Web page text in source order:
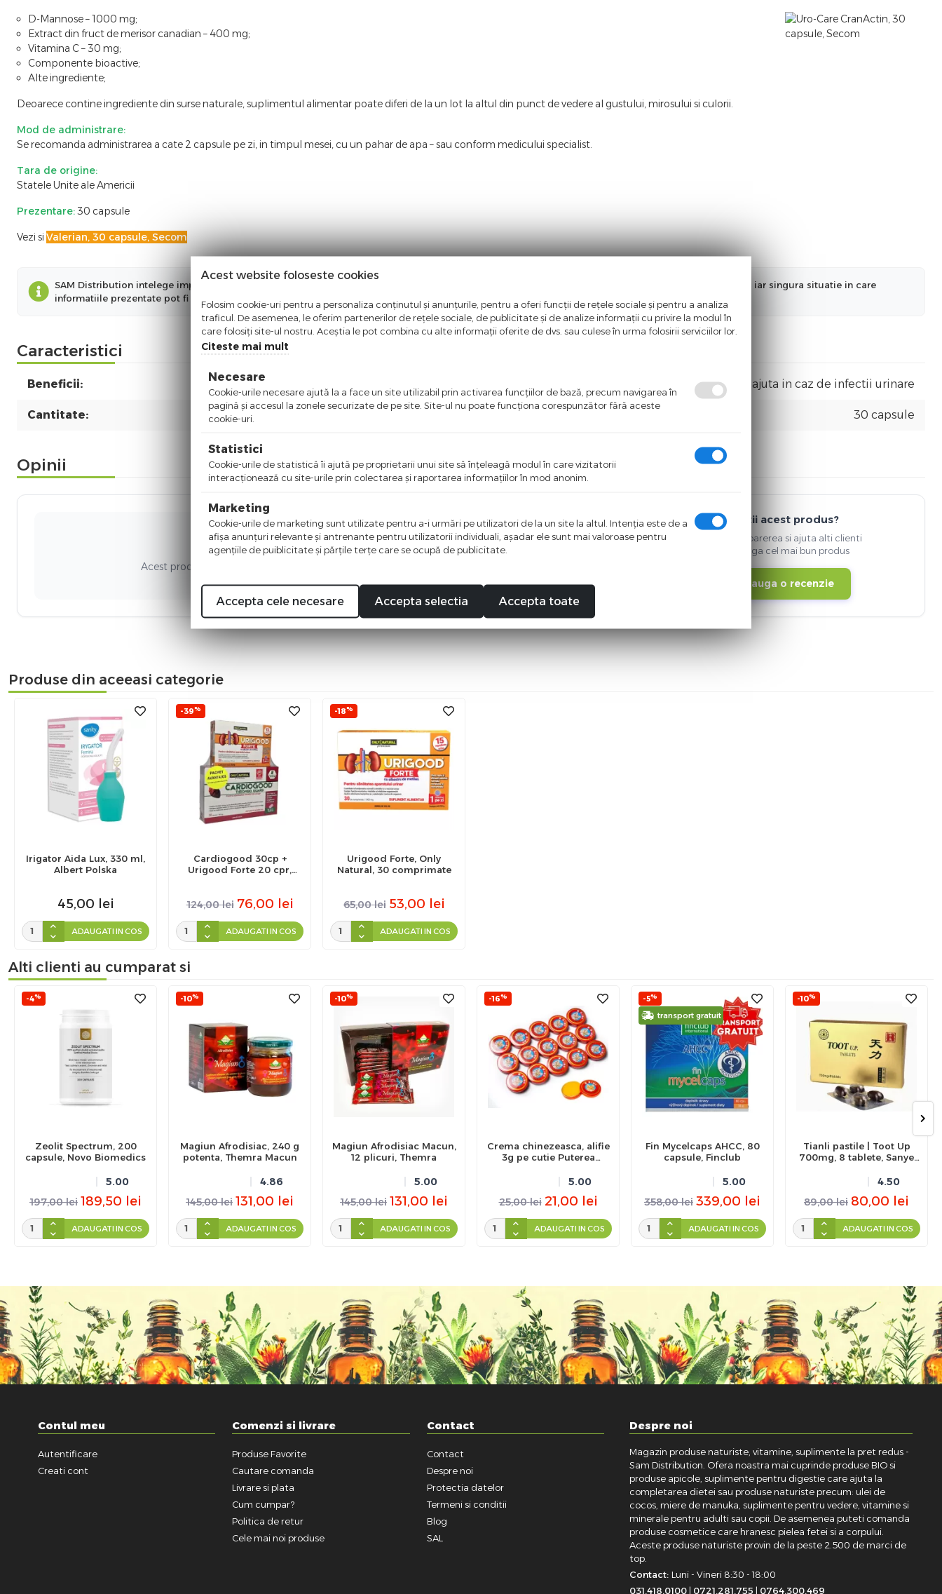
D-Mannose – 1000 mg;
Extract din fruct de merisor canadian – 400 mg;
Vitamina C – 30 mg;
Componente bioactive;
Alte ingrediente;
Deoarece contine ingrediente din surse naturale, suplimentul alimentar poate diferi de la un lot la altul din punct de vedere al gustului, mirosului si culorii.
Mod de administrare:
Se recomanda administrarea a cate 2 capsule pe zi, in timpul mesei, cu un pahar de apa – sau conform medicului specialist.
Tara de origine:
Statele Unite ale Americii
Prezentare:30 capsule
Vezi si Valerian, 30 capsule, Secom
SAM Distribution intelege importanta informatiilor prezentate in aceasta pagina. Facem eforturi permanente pentru a pastra informatiilor actualizate, iar singura situatie in care
informatiile prezentate pot fi diferite fata de cele prezentate pe site este aceea in care producatorul aduce modificari fara a ne informa in prealabil.
Caracteristici
Beneficii: ajuta in caz de infectii urinare
Cantitate: 30 capsule
Opinii
Nici o recenzie
Acest produs nu a adunat recenzii. Fii primul care scrie ceva bun despre acest produs!
Detii acest produs?
Spune-ti parerea si ajuta alti clienti
sa aleaga cel mai bun produs
Adauga o recenzie
Produse din aceeasi categorie
Irigator Aida Lux, 330 ml,
Albert Polska
45,00 lei
ADAUGATI IN COS
-39%
Cardiogood 30cp +
Urigood Forte 20 cpr,
124,00 lei 76,00 lei
ADAUGATI IN COS
-18%
Urigood Forte, Only
Natural, 30 comprimate
65,00 lei 53,00 lei
ADAUGATI IN COS
Alti clienti au cumparat si
-4%
Zeolit Spectrum, 200
capsule, Novo Biomedics
5.00
197,00 lei 189,50 lei
ADAUGATI IN COS
-10%
Magiun Afrodisiac, 240 g
potenta, Themra Macun
4.86
145,00 lei 131,00 lei
ADAUGATI IN COS
-10%
Magiun Afrodisiac Macun,
12 plicuri, Themra
5.00
145,00 lei 131,00 lei
ADAUGATI IN COS
-16%
Crema chinezeasca, alifie
3g pe cutie Puterea
5.00
25,00 lei 21,00 lei
ADAUGATI IN COS
-5%
transport gratuit
Fin Mycelcaps AHCC, 80
capsule, Finclub
5.00
358,00 lei 339,00 lei
ADAUGATI IN COS
-10%
Tianli pastile | Toot Up
700mg, 8 tablete, Sanye
4.50
89,00 lei 80,00 lei
ADAUGATI IN COS
Contul meu
Autentificare
Creati cont
Comenzi si livrare
Produse Favorite
Cautare comanda
Livrare si plata
Cum cumpar?
Politica de retur
Cele mai noi produse
Contact
Contact
Despre noi
Protectia datelor
Termeni si conditii
Blog
SAL
Despre noi
Magazin produse naturiste, vitamine, suplimente la pret redus -
Sam Distribution. Ofera noastra mai cuprinde produse BIO si
produse apicole, suplimente pentru digestie care ajuta la
completarea dietei sau produse naturiste precum: ulei de
cocos, miere de manuka, suplimente pentru vedere, vitamine si
minerale pentru adulti sau copii. De asemenea puteti comanda
produse cosmetice care hranesc pielea fetei si a corpului.
Aceste produse naturiste provin de la peste 2.500 de marci de
top.
Contact: Luni - Vineri 8:30 - 18:00
031.418.0100 | 0721.281.755 | 0764.300.469
Acest website foloseste cookies
Folosim cookie-uri pentru a personaliza conținutul și anunțurile, pentru a oferi funcții de rețele sociale și pentru a analiza
traficul. De asemenea, le oferim partenerilor de rețele sociale, de publicitate și de analize informații cu privire la modul în
care folosiți site-ul nostru. Aceștia le pot combina cu alte informații oferite de dvs. sau culese în urma folosirii serviciilor lor.
Citeste mai mult
Necesare
Cookie-urile necesare ajută la a face un site utilizabil prin activarea funcţiilor de bază, precum navigarea în
pagină şi accesul la zonele securizate de pe site. Site-ul nu poate funcţiona corespunzător fără aceste
cookie-uri.
Statistici
Cookie-urile de statistică îi ajută pe proprietarii unui site să înţeleagă modul în care vizitatorii
interacţionează cu site-urile prin colectarea şi raportarea informaţiilor în mod anonim.
Marketing
Cookie-urile de marketing sunt utilizate pentru a-i urmări pe utilizatori de la un site la altul. Intenţia este de a
afişa anunţuri relevante şi antrenante pentru utilizatorii individuali, aşadar ele sunt mai valoroase pentru
agenţiile de puiblicitate şi părţile terţe care se ocupă de publicitate.
Accepta cele necesare Accepta selectia Accepta toate